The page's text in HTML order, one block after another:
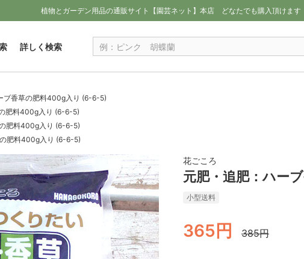
植物とガーデン用品の通販サイト【園芸ネット】本店 どなたでも購入頂けます
詳しく検索
ブ香草の肥料400g入り (6-6-5)
肥料400g入り (6-6-5)
肥料400g入り (6-6-5)
肥料400g入り (6-6-5)
花ごころ
元肥・追肥：ハー
小型送料
365円 385円